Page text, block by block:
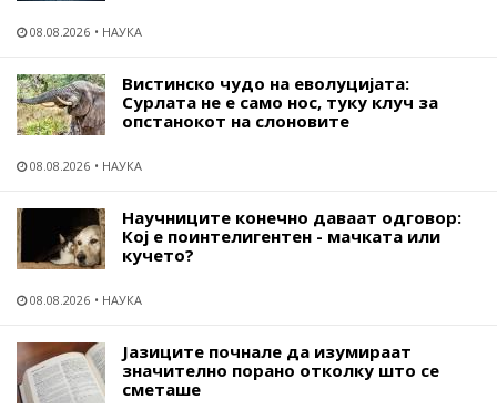
08.08.2026 НАУКА
Вистинско чудо на еволуцијата:
Сурлата не е само нос, туку клуч за
опстанокот на слоновите
08.08.2026 НАУКА
Научниците конечно даваат одговор:
Кој е поинтелигентен - мачката или
кучето?
08.08.2026 НАУКА
Јазиците почнале да изумираат
значително порано отколку што се
сметаше